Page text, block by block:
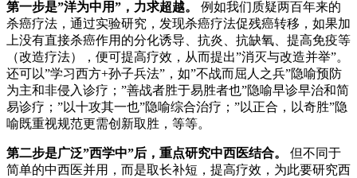
第一步是”洋为中用”，力求超越。
例如我们质疑两百年来的
杀癌疗法，通过实验研究，发现杀癌疗法促残癌转移，如果加
上没有直接杀癌作用的分化诱导、抗炎、抗缺氧、提高免疫等
（改造疗法），便可提高疗效，从而提出”消灭与改造并举”。
还可以”学习西方+孙子兵法”，如”不战而屈人之兵”隐喻预防
为主和非侵入诊疗；”善战者胜于易胜者也”隐喻早诊早治和简
易诊疗；”以十攻其一也”隐喻综合治疗；”以正合，以奇胜”隐
喻既重视规范更需创新取胜，等等。
第二步是广泛”西学中”后，重点研究中西医结合。
但不同于
简单的中西医并用，而是取长补短，提高疗效，为此要研究西